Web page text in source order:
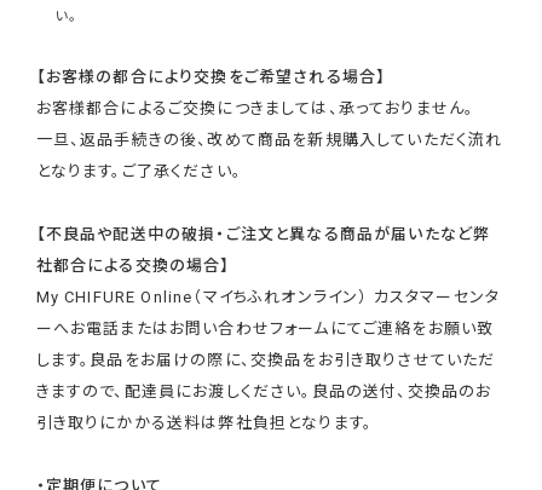
い。
【お客様の都合により交換をご希望される場合】
お客様都合によるご交換につきましては、承っておりません。
一旦、返品手続きの後、改めて商品を新規購入していただく流れ
となります。ご了承ください。
【不良品や配送中の破損・ご注文と異なる商品が届いたなど弊
社都合による交換の場合】
My CHIFURE Online（マイちふれオンライン） カスタマーセンタ
ーへお電話またはお問い合わせフォームにてご連絡をお願い致
します。良品をお届けの際に、交換品をお引き取りさせていただ
きますので、配達員にお渡しください。良品の送付、交換品のお
引き取りにかかる送料は弊社負担となります。
・定期便について